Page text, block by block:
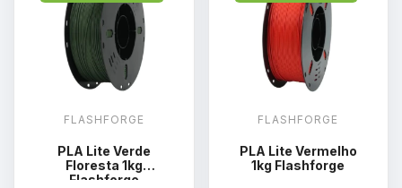
FLASHFORGE
PLA Lite Verde
Floresta 1kg
Flashforge
FLASHFORGE
PLA Lite Vermelho
1kg Flashforge